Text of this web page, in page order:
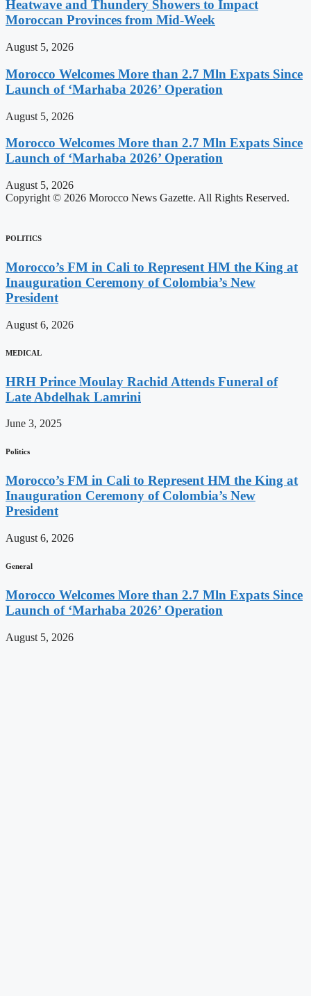
Heatwave and Thundery Showers to Impact
Moroccan Provinces from Mid-Week
August 5, 2026
Morocco Welcomes More than 2.7 Mln Expats Since
Launch of ‘Marhaba 2026’ Operation
August 5, 2026
Morocco Welcomes More than 2.7 Mln Expats Since
Launch of ‘Marhaba 2026’ Operation
August 5, 2026
Copyright © 2026 Morocco News Gazette. All Rights Reserved.
POLITICS
Morocco’s FM in Cali to Represent HM the King at
Inauguration Ceremony of Colombia’s New
President
August 6, 2026
MEDICAL
HRH Prince Moulay Rachid Attends Funeral of
Late Abdelhak Lamrini
June 3, 2025
Politics
Morocco’s FM in Cali to Represent HM the King at
Inauguration Ceremony of Colombia’s New
President
August 6, 2026
General
Morocco Welcomes More than 2.7 Mln Expats Since
Launch of ‘Marhaba 2026’ Operation
August 5, 2026